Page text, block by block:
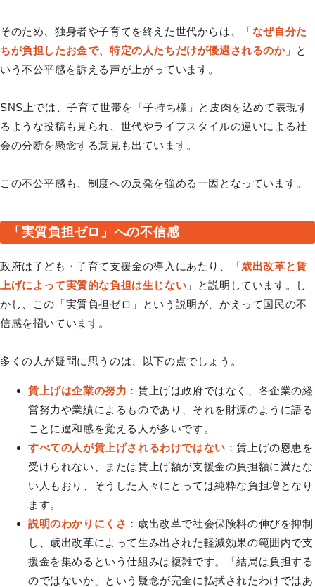
そのため、独身者や子育てを終えた世代からは、「なぜ自分た
ちが負担したお金で、特定の人たちだけが優遇されるのか」と
いう不公平感を訴える声が上がっています。
SNS上では、子育て世帯を「子持ち様」と皮肉を込めて表現す
るような投稿も見られ、世代やライフスタイルの違いによる社
会の分断を懸念する意見も出ています。
この不公平感も、制度への反発を強める一因となっています。
「実質負担ゼロ」への不信感
政府は子ども・子育て支援金の導入にあたり、「歳出改革と賃
上げによって実質的な負担は生じない 」と説明しています。し
かし、この「実質負担ゼロ」という説明が、かえって国民の不
信感を招いています。
多くの人が疑問に思うのは、以下の点でしょう。
賃上げは企業の努力 ：賃上げは政府ではなく、各企業の経
営努力や業績によるものであり、それを財源のように語る
ことに違和感を覚える人が多いです。
すべての人が賃上げされるわけではない ：賃上げの恩恵を
受けられない、または賃上げ額が支援金の負担額に満たな
い人もおり、そうした人々にとっては純粋な負担増となり
ます。
説明のわかりにくさ ：歳出改革で社会保険料の伸びを抑制
し、歳出改革によって生み出された軽減効果の範囲内で支
援金を集めるという仕組みは複雑です。「結局は負担する
のではないか」という疑念が完全に払拭されたわけではあ